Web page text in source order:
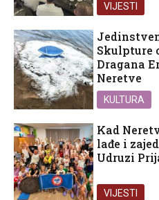
VIJESTI
Skulpture
Dragana
Neretve
KULTURA
Kad
lađe i
Udruzi
VIJESTI